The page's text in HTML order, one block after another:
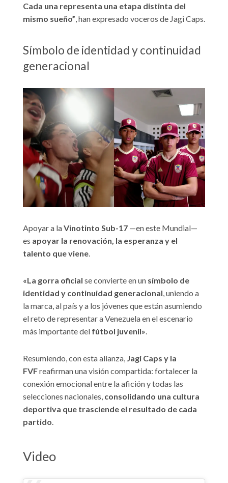
Cada una representa una etapa distinta del
mismo sueño”, han expresado voceros de Jagi Caps.
Símbolo de identidad y continuidad
generacional
Apoyar a laVinotinto Sub-17 —en este Mundial—
es apoyar la renovación, la esperanza y el
talento que viene.
«La gorra oficial se convierte en un símbolo de
identidad y continuidad generacional, uniendo a
la marca, al país y a los jóvenes que están asumiendo
el reto de representar a Venezuela en el escenario
más importante del fútbol juvenil».
Resumiendo, con esta alianza, Jagi Caps y la
FVFreafirman una visión compartida: fortalecer la
conexión emocional entre la afición y todas las
selecciones nacionales, consolidando una cultura
deportiva que trasciende el resultado de cada
partido.
Video